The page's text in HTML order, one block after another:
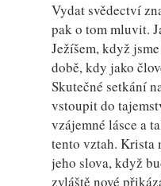
Vydat svědectví
pak o tom mluvit.
Ježíšem, když
době, kdy jako
Skutečné setkání
vstoupit do
vzájemné lásce a
tento vztah. Krista
jeho slova, když
zvláště nové